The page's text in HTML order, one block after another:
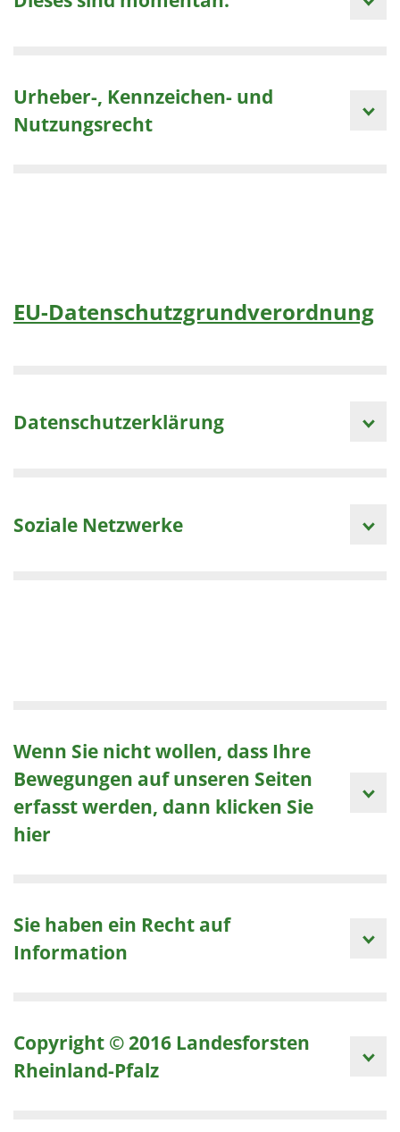
Urheber-, Kennzeichen- und
Nutzungsrecht
EU-Datenschutzgrundverordnung
Datenschutzerklärung
Soziale Netzwerke
Wenn Sie nicht wollen, dass Ihre
Bewegungen auf unseren Seiten
erfasst werden, dann klicken Sie
hier
Sie haben ein Recht auf
Information
Copyright © 2016 Landesforsten
Rheinland-Pfalz